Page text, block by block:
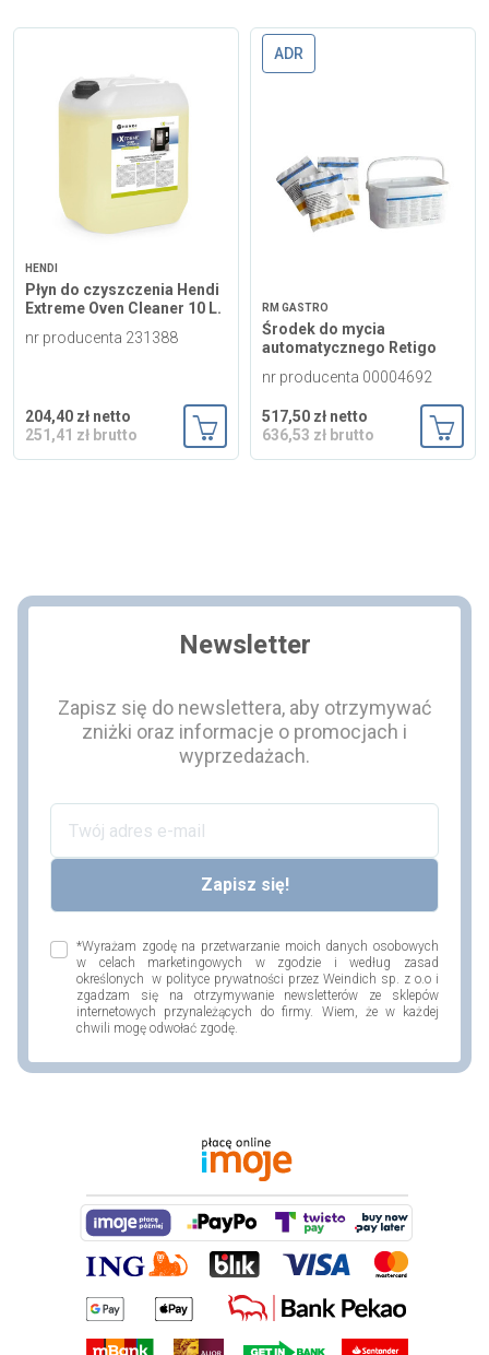
HENDI
Płyn do czyszczenia Hendi
Extreme Oven Cleaner 10 L.
nr producenta 231388
204,40 zł netto
251,41 zł brutto
Dodaj do koszyka
ADR
RM GASTRO
Środek do mycia
automatycznego Retigo
nr producenta 00004692
517,50 zł netto
636,53 zł brutto
Newsletter
Zapisz się do newslettera, aby otrzymywać
zniżki oraz informacje o promocjach i
wyprzedażach.
*Wyrażam zgodę na przetwarzanie moich danych osobowych
w celach marketingowych w zgodzie i według zasad
określonych w polityce prywatności przez Weindich sp. z o.o i
zgadzam się na otrzymywanie newsletterów ze sklepów
internetowych przynależących do firmy. Wiem, że w każdej
chwili mogę odwołać zgodę.